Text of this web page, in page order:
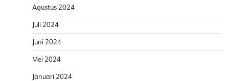
Agustus 2024
Juli 2024
Juni 2024
Mei 2024
Januari 2024